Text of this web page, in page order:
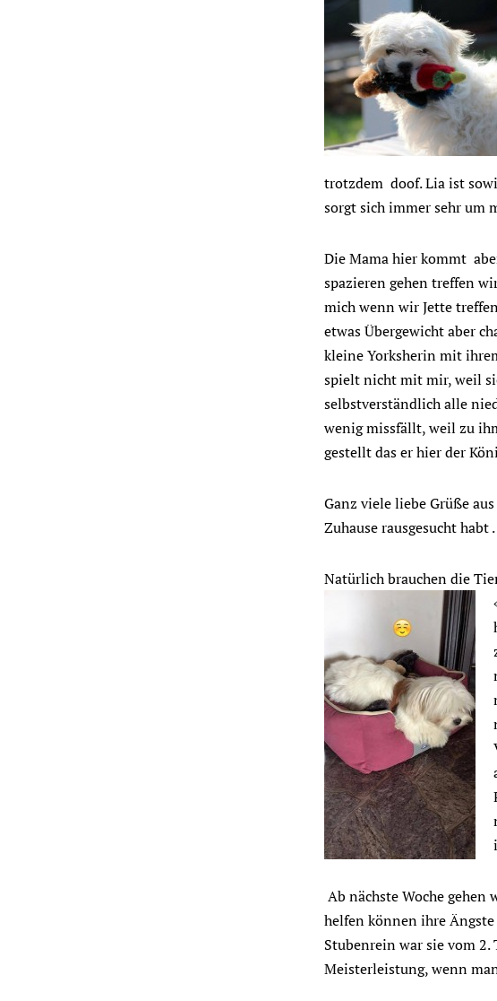
trotzdem doof. Lia ist
sorgt sich immer sehr um
Die Mama hier kommt
spazieren gehen treffen
mich wenn wir Jette
etwas Übergewicht aber
kleine Yorksherin mit
spielt nicht mit mir, weil
selbstverständlich alle
wenig missfällt, weil zu
gestellt das er hier der
Ganz viele liebe Grüße
Zuhause rausgesucht habt
Natürlich brauchen die
Ab nächste Woche
helfen können ihre
Stubenrein war sie vom 2.
Meisterleistung, wenn